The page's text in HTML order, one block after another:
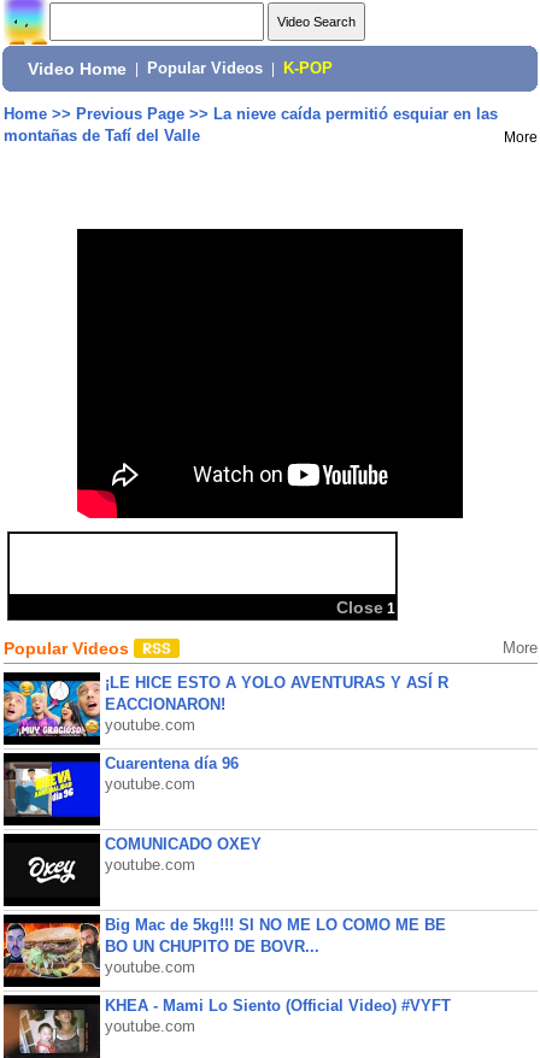
Video Home Popular Videos K-POP
Home>> Previous Page>> La nieve caída permitió esquiar en las
montañas de Tafí del Valle
More
Share:
Popular Videos More
¡LE HICE ESTO A YOLO AVENTURAS Y ASÍ R
EACCIONARON!
youtube.com
Cuarentena día 96
youtube.com
COMUNICADO OXEY
youtube.com
Big Mac de 5kg!!! SI NO ME LO COMO ME BE
BO UN CHUPITO DE BOVR...
youtube.com
KHEA - Mami Lo Siento (Official Video) #VYFT
youtube.com